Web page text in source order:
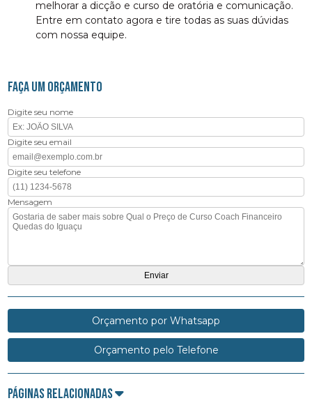
melhorar a dicção e curso de oratória e comunicação.
Entre em contato agora e tire todas as suas dúvidas
com nossa equipe.
FAÇA UM ORÇAMENTO
Digite seu nome
Digite seu email
Digite seu telefone
Mensagem
Orçamento por Whatsapp
Orçamento pelo Telefone
Páginas Relacionadas